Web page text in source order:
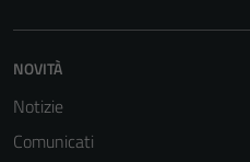
NOVITÀ
Notizie
Comunicati